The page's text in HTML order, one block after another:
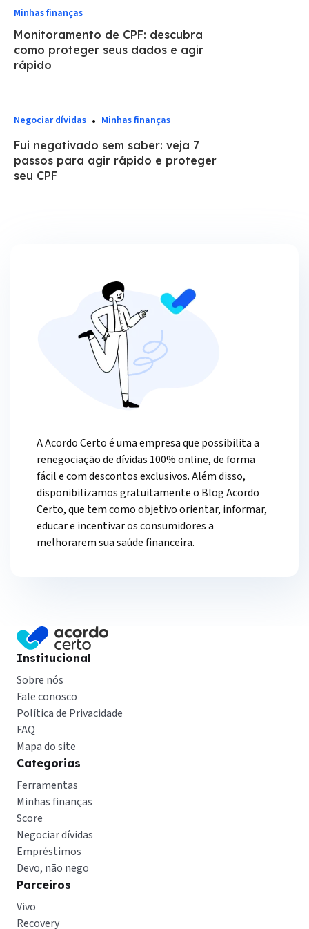
Minhas finanças
Monitoramento de CPF: descubra
como proteger seus dados e agir
rápido
Negociar dívidas
Minhas finanças
Fui negativado sem saber: veja 7
passos para agir rápido e proteger
seu CPF
A Acordo Certo é uma empresa que possibilita a
renegociação de dívidas 100% online, de forma
fácil e com descontos exclusivos. Além disso,
disponibilizamos gratuitamente o Blog Acordo
Certo, que tem como objetivo orientar, informar,
educar e incentivar os consumidores a
melhorarem sua saúde financeira.
Institucional
Sobre nós
Fale conosco
Política de Privacidade
FAQ
Mapa do site
Categorias
Ferramentas
Minhas finanças
Score
Negociar dívidas
Empréstimos
Devo, não nego
Parceiros
Vivo
Recovery